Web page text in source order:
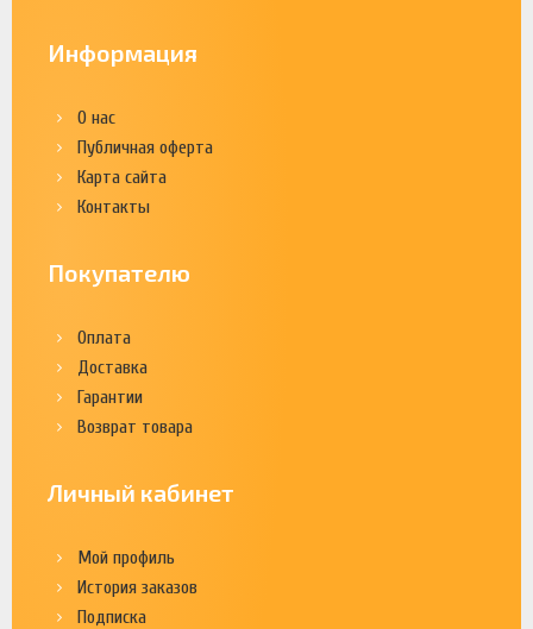
Информация
О нас
Публичная оферта
Карта сайта
Контакты
Покупателю
Оплата
Доставка
Гарантии
Возврат товара
Личный кабинет
Мой профиль
История заказов
Подписка